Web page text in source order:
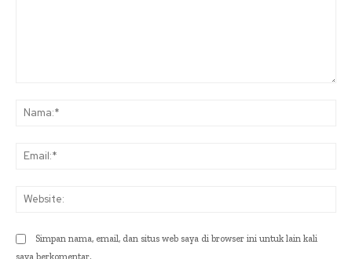
Simpan nama, email, dan situs web saya di browser ini untuk lain kali
saya berkomentar.